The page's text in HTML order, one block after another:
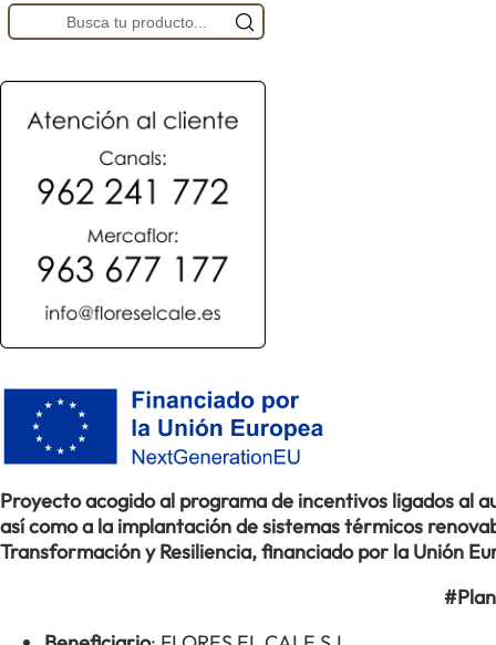
Proyecto acogido al programa de incentivos ligados al
así como a la implantación de sistemas térmicos
Transformación y Resiliencia, financiado por la Unión